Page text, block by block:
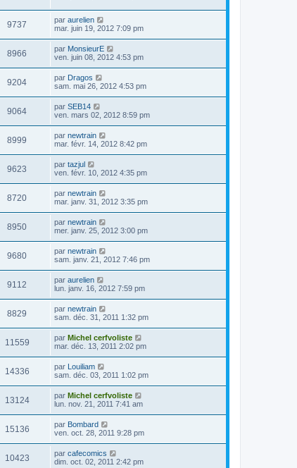
9737 par aurelien
mar. juin 19, 2012 7:09 pm
8966 par MonsieurE
ven. juin 08, 2012 4:53 pm
9204 par Dragos
sam. mai 26, 2012 4:53 pm
9064 par SEB14
ven. mars 02, 2012 8:59 pm
8999 par newtrain
mar. févr. 14, 2012 8:42 pm
9623 par tazjul
ven. févr. 10, 2012 4:35 pm
8720 par newtrain
mar. janv. 31, 2012 3:35 pm
8950 par newtrain
mer. janv. 25, 2012 3:00 pm
9680 par newtrain
sam. janv. 21, 2012 7:46 pm
9112 par aurelien
lun. janv. 16, 2012 7:59 pm
8829 par newtrain
sam. déc. 31, 2011 1:32 pm
11559 par Michel cerfvoliste
mar. déc. 13, 2011 2:02 pm
14336 par Louiliam
sam. déc. 03, 2011 1:02 pm
13124 par Michel cerfvoliste
lun. nov. 21, 2011 7:41 am
15136 par Bombard
ven. oct. 28, 2011 9:28 pm
10423 par cafecomics
dim. oct. 02, 2011 2:42 pm